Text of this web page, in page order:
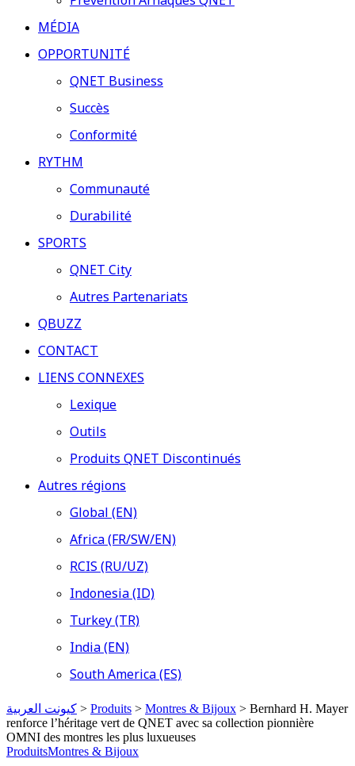
MÉDIA
OPPORTUNITÉ
QNET Business
Succès
Conformité
RYTHM
Communauté
Durabilité
SPORTS
QNET City
Autres Partenariats
QBUZZ
CONTACT
LIENS CONNEXES
Lexique
Outils
Produits QNET Discontinués
Autres régions
Global (EN)
Africa (FR/SW/EN)
RCIS (RU/UZ)
Indonesia (ID)
Turkey (TR)
India (EN)
South America (ES)
كيونت العربية > Produits > Montres & Bijoux > Bernhard H. Mayer
renforce l’héritage vert de QNET avec sa collection pionnière
OMNI des montres les plus luxueuses
ProduitsMontres & Bijoux